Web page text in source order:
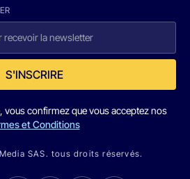
S'INSCRIRE
vous confirmez que vous acceptez nos
et Conditions
SAS. tous droits réservés.